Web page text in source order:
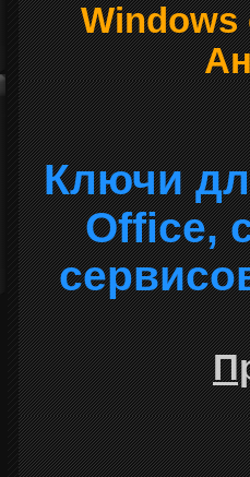
Windows
Ключи
Office,